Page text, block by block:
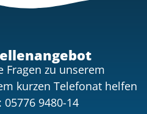
Fragen zu unserem
kurzen Telefonat helfen
9480-14